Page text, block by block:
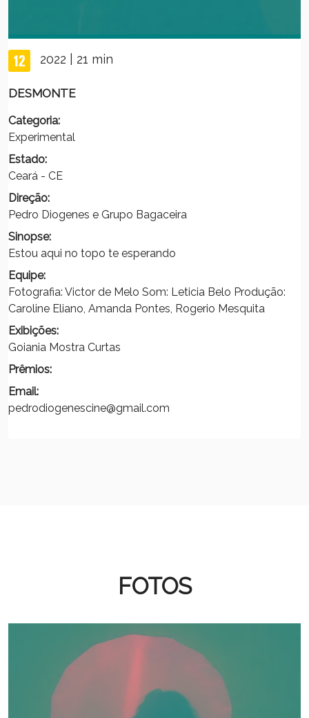
2022 | 21 min
DESMONTE
Categoria:
Experimental
Estado:
Ceará - CE
Direção:
Pedro Diogenes e Grupo Bagaceira
Sinopse:
Estou aqui no topo te esperando
Equipe:
Fotografia: Victor de Melo Som: Leticia Belo Produção:
Caroline Eliano, Amanda Pontes, Rogerio Mesquita
Exibições:
Goiania Mostra Curtas
Prêmios:
Email:
pedrodiogenescine@gmail.com
FOTOS